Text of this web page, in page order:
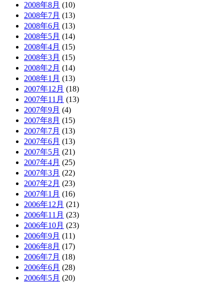
2008年8月 (10)
2008年7月 (13)
2008年6月 (13)
2008年5月 (14)
2008年4月 (15)
2008年3月 (15)
2008年2月 (14)
2008年1月 (13)
2007年12月 (18)
2007年11月 (13)
2007年9月 (4)
2007年8月 (15)
2007年7月 (13)
2007年6月 (13)
2007年5月 (21)
2007年4月 (25)
2007年3月 (22)
2007年2月 (23)
2007年1月 (16)
2006年12月 (21)
2006年11月 (23)
2006年10月 (23)
2006年9月 (11)
2006年8月 (17)
2006年7月 (18)
2006年6月 (28)
2006年5月 (20)